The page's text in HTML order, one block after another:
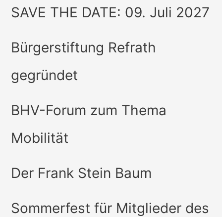
SAVE THE DATE: 09. Juli 2027
Bürgerstiftung Refrath
gegründet
BHV-Forum zum Thema
Mobilität
Der Frank Stein Baum
Sommerfest für Mitglieder des